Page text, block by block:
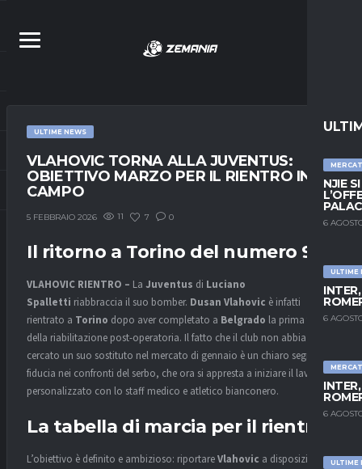
NJIE
6
ULTIME
6
6
ULTIME
ULTIME NEWS
VLAHOVIC TORNA ALLA JUVENTUS:
OBIETTIVO MARZO PER IL RIENTRO IN
CAMPO
5 FEBBRAIO 2026 11 7 0
Il ritorno a Torino del numero 9
VLAHOVIC RIENTRO – La Juventus di Luciano
Spalletti riabbraccia il suo bomber. Dusan Vlahovic è infatti
rientrato a Torino dopo aver completato a Belgrado la prima fase
della riabilitazione post-operatoria. Il fatto che il club non abbia
cercato un suo sostituto nel mercato di gennaio è un chiaro segnale di
fiducia nei confronti del serbo, che ora si appresta a iniziare il lavoro
personalizzato con lo staff medico e atletico bianconero.
La tabella di marcia per il rientro
L’obiettivo è definito e ambizioso: riportareVlahovic a disposizione